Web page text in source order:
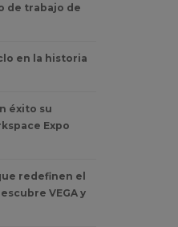
de trabajo de
en la historia
éxito su
Expo
redefinen el
VEGA y